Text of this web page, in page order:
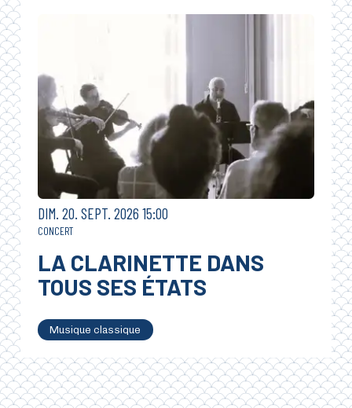
DIMANCHE
DIM. 20. SEPTEMBRE
SEPT. 2026 15:00
CONCERT
LA CLARINETTE DANS
TOUS SES ÉTATS
Musique classique